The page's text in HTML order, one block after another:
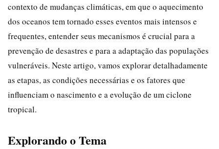
contexto de mudanças climáticas, em que o aquecimento
dos oceanos tem tornado esses eventos mais intensos e
frequentes, entender seus mecanismos é crucial para a
prevenção de desastres e para a adaptação das populações
vulneráveis. Neste artigo, vamos explorar detalhadamente
as etapas, as condições necessárias e os fatores que
influenciam o nascimento e a evolução de um ciclone
tropical.
Explorando o Tema